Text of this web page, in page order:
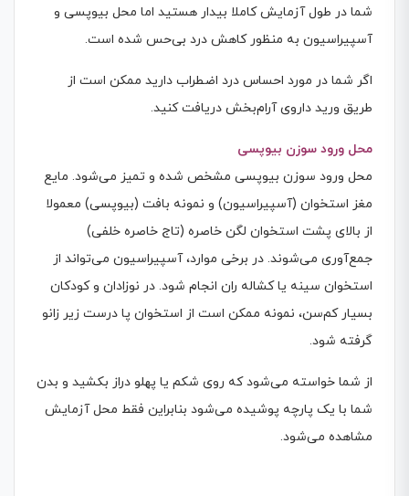
شما در طول آزمایش کاملا بیدار هستید اما محل بیوپسی و
آسپیراسیون به منظور کاهش درد بی‌حس شده است.
اگر شما در مورد احساس درد اضطراب دارید ممکن است از
طریق ورید داروی آرام‌بخش دریافت کنید.
محل ورود سوزن بیوپسی
محل ورود سوزن بیوپسی مشخص شده و تمیز می‌شود. مایع
مغز استخوان (آسپیراسیون) و نمونه بافت (بیوپسی) معمولا
از بالای پشت استخوان لگن خاصره (تاج خاصره خلفی)
جمع‌آوری می‌شوند. در برخی موارد، آسپیراسیون می‌تواند از
استخوان سینه یا کشاله ران انجام شود. در نوزادان و کودکان
بسیار کم‌سن، نمونه ممکن است از استخوان پا درست زیر زانو
گرفته شود.
از شما خواسته می‌شود که روی شکم یا پهلو دراز بکشید و بدن
شما با یک پارچه پوشیده می‌شود بنابراین فقط محل آزمایش
مشاهده می‌شود.